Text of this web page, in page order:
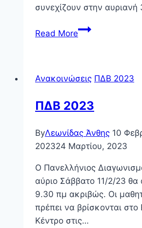
συνεχίζουν στην
Read MoreΕπιτυχόντες
2025
Ανακοινώσεις ΠΔΒ 2023
ΠΔΒ 2023
ByΛεωνίδας Άνθης 10
202324 Μαρτίου, 2023
Ο Πανελλήνιος
αύριο Σάββατο 11/2/23 θα
9.30 πμ ακριβώς. Οι
πρέπει να βρίσκονται στο
Κέντρο στις…